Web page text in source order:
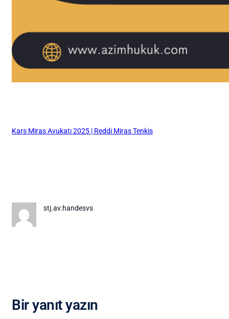
Kars Miras Avukatı 2025 | Reddi Miras Tenkis
stj.av.handesvs
Bir yanıt yazın